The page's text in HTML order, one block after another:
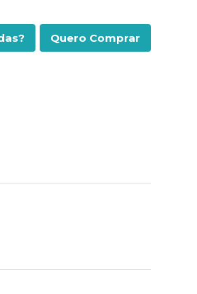
Quero Comprar